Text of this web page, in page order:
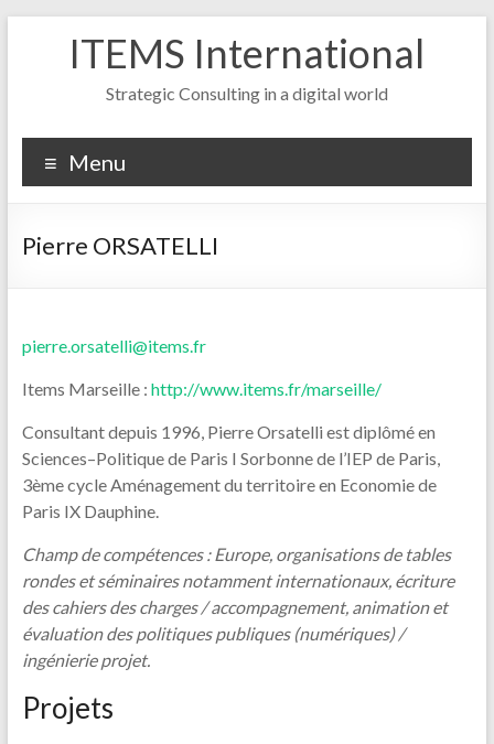
ITEMS International
Strategic Consulting in a digital world
Menu
Pierre ORSATELLI
pierre.orsatelli@items.fr
Items Marseille : http://www.items.fr/marseille/
Consultant depuis 1996, Pierre Orsatelli est diplômé en
Sciences–Politique de Paris I Sorbonne de l’IEP de Paris,
3ème cycle Aménagement du territoire en Economie de
Paris IX Dauphine.
Champ de compétences : Europe, organisations de tables
rondes et séminaires notamment internationaux, écriture
des cahiers des charges / accompagnement, animation et
évaluation des politiques publiques (numériques) /
ingénierie projet.
Projets